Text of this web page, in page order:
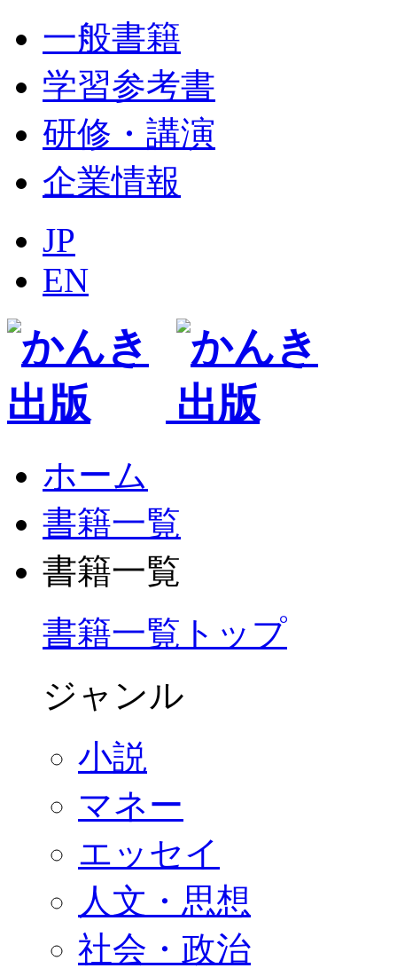
一般書籍
学習参考書
研修・講演
企業情報
JP
EN
ホーム
書籍一覧
書籍一覧
書籍一覧トップ
ジャンル
小説
マネー
エッセイ
人文・思想
社会・政治